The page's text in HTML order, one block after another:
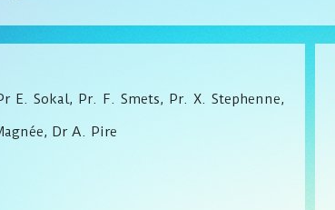
E. Sokal, Pr. F. Smets, Pr. X. Stephenne,
Dr A. Pire